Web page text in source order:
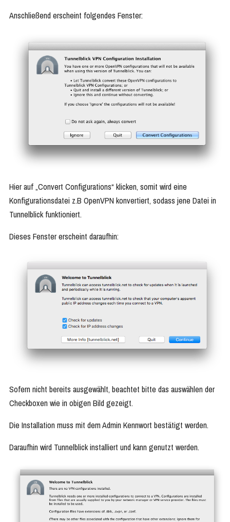
Anschließend erscheint folgendes Fenster:
Hier auf „Convert Configurations“ klicken, somit wird eine
Konfigurationsdatei z.B OpenVPN konvertiert, sodass jene Datei in
Tunnelblick funktioniert.
Dieses Fenster erscheint daraufhin:
Sofern nicht bereits ausgewählt, beachtet bitte das auswählen der
Checkboxen wie in obigen Bild gezeigt.
Die Installation muss mit dem Admin Kennwort bestätigt werden.
Daraufhin wird Tunnelblick installiert und kann genutzt werden.